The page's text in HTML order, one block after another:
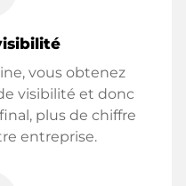
vous obtenez
visibilité et donc
plus de chiffre
entreprise.